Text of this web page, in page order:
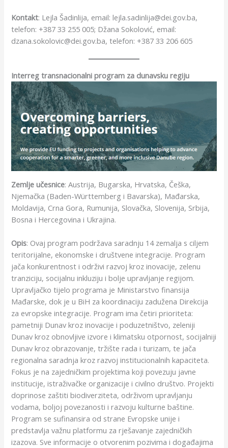
Kontakt: Lejla Šadinlija, email: lejla.sadinlija@dei.gov.ba,
telefon: +387 33 255 005; Džana Sokolović, email:
dzana.sokolovic@dei.gov.ba, telefon: +387 33 206 605
Interreg transnacionalni program za dunavsku regiju
Zemlje učesnice: Austrija, Bugarska, Hrvatska, Češka,
Njemačka (Baden-Württemberg i Bavarska), Mađarska,
Moldavija, Crna Gora, Rumunija, Slovačka, Slovenija, Srbija,
Bosna i Hercegovina i Ukrajina.
Opis: Ovaj program podržava saradnju 14 zemalja s ciljem
teritorijalne, ekonomske i društvene integracije. Program
jača konkurentnost i održivi razvoj kroz inovacije, zelenu
tranziciju, socijalnu inkluziju i bolje upravljanje regijom.
Upravljačko tijelo programa je Ministarstvo finansija
Mađarske, dok je u BiH za koordinaciju zadužena Direkcija
za evropske integracije. Program ima četiri prioriteta:
pametniji Dunav kroz inovacije i poduzetništvo, zeleniji
Dunav kroz obnovljive izvore i klimatsku otpornost, socijalniji
Dunav kroz obrazovanje, tržište rada i turizam, te jača
regionalna saradnja kroz razvoj institucionalnih kapaciteta.
Fokus je na zajedničkim projektima koji povezuju javne
institucije, istraživačke organizacije i civilno društvo. Projekti
doprinose zaštiti biodiverziteta, održivom upravljanju
vodama, boljoj povezanosti i razvoju kulturne baštine.
Program se sufinansira od strane Evropske unije i
predstavlja važnu platformu za rješavanje zajedničkih
izazova. Sve informacije o otvorenim pozivima i događajima